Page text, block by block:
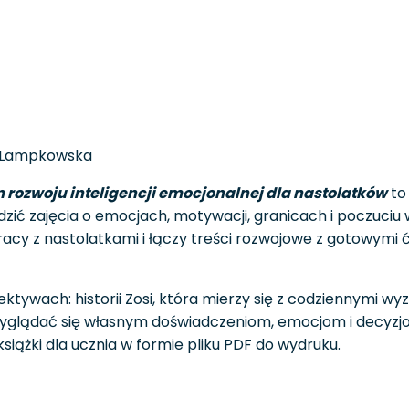
rozwoju inteligencji emocjonalnej dla nastolatkówto
zajęcia o emocjach, motywacji, granicach i poczuciu
z nastolatkami i łączy treści rozwojowe z gotowymi
historii Zosi, która mierzy się z codziennymi
się własnym doświadczeniom, emocjom i
dla ucznia w formie pliku PDF do wydruku.